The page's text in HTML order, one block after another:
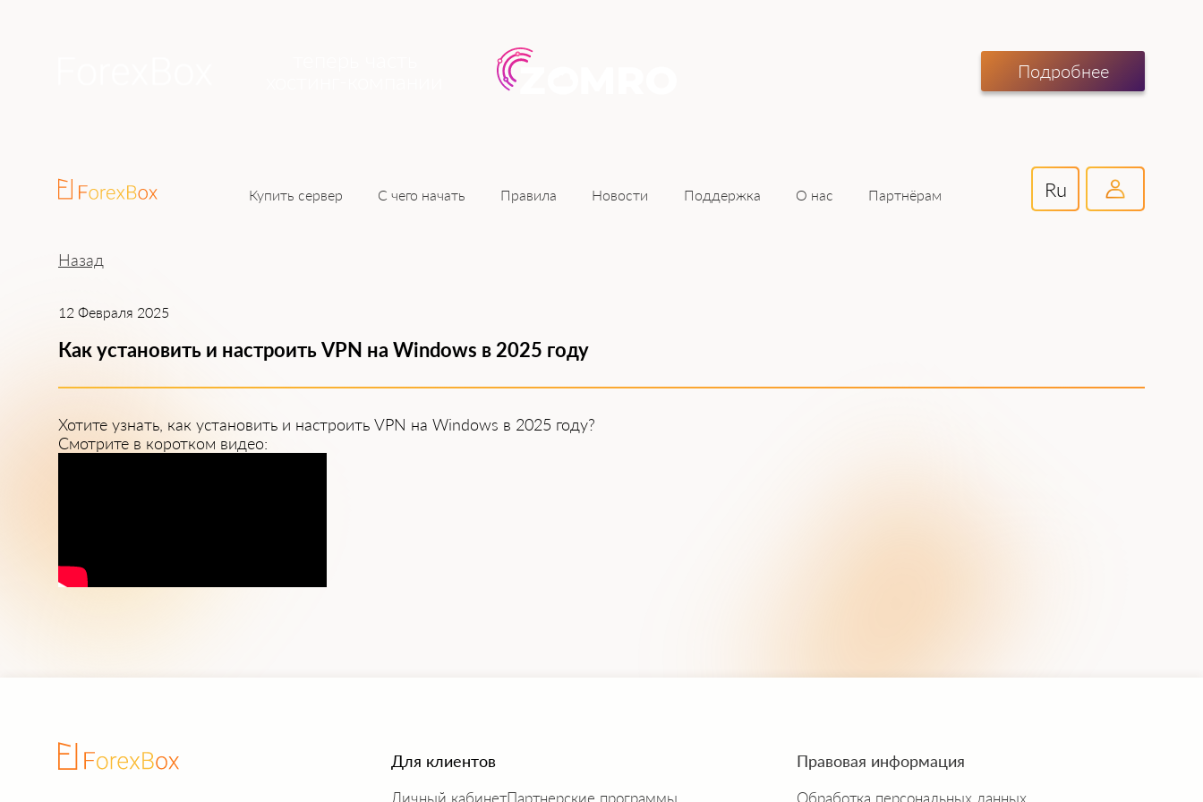
Подробнее
Купить сервер С чего начать Правила Новости Поддержка О нас Партнёрам Ru
Назад
12 Февраля 2025
Как установить и настроить VPN на Windows в 2025 году
Хотите узнать, как установить и настроить VPN на Windows в 2025 году?
Смотрите в коротком видео:
Для клиентов
Личный кабинетПартнерские программы
Правовая информация
Обработка персональных данных